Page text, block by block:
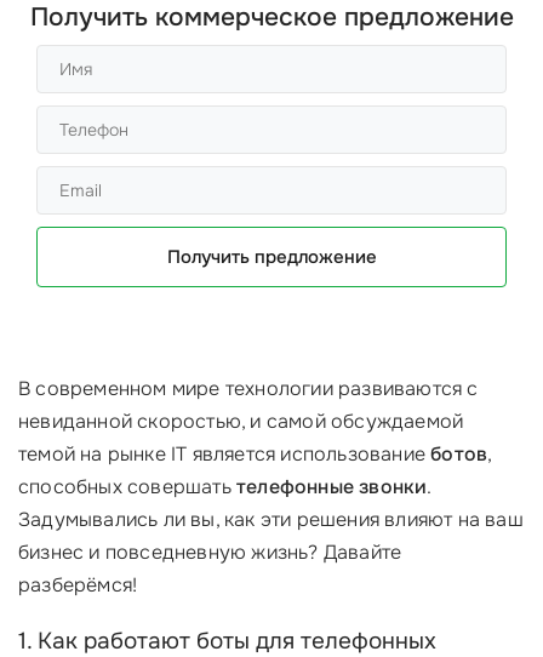
Получить коммерческое предложение
Получить предложение
В современном мире технологии развиваются с
невиданной скоростью, и самой обсуждаемой
темой на рынке IT является использованиеботов,
способных совершатьтелефонные звонки.
Задумывались ли вы, как эти решения влияют на ваш
бизнес и повседневную жизнь? Давайте
разберёмся!
1. Как работают боты для телефонных